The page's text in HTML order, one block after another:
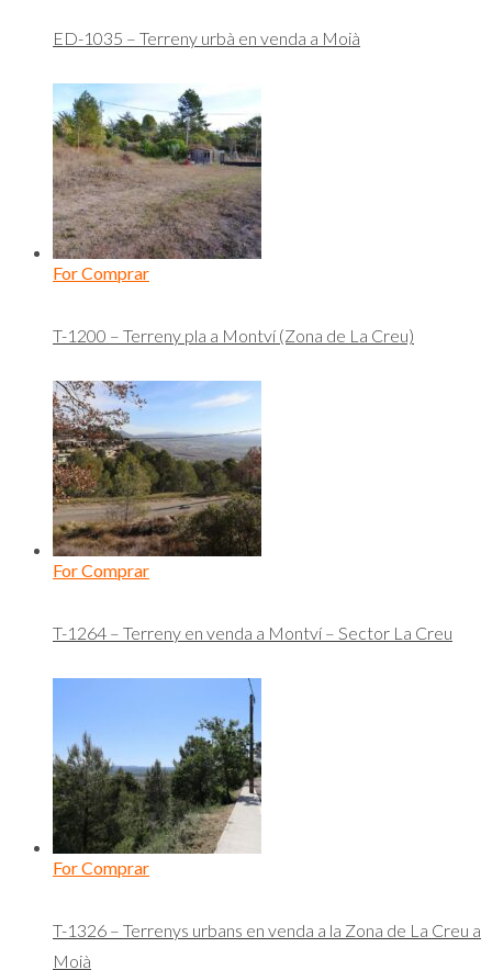
ED-1035 – Terreny urbà en venda a Moià
For Comprar
T-1200 – Terreny pla a Montví (Zona de La Creu)
For Comprar
T-1264 – Terreny en venda a Montví – Sector La Creu
For Comprar
T-1326 – Terrenys urbans en venda a la Zona de La Creu a
Moià